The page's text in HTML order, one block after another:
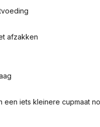
afzakken
een iets kleinere cupmaat